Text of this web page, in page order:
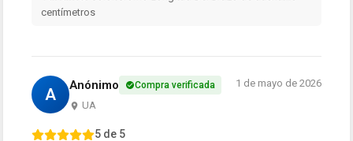
centímetros
A Anónimo Compra verificada
UA
1 de mayo de 2026
5 de 5